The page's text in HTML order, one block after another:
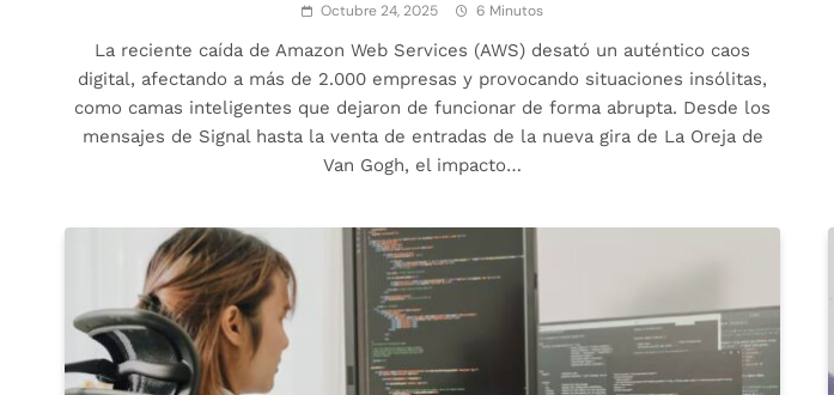
Octubre 24, 2025 6 Minutos
La reciente caída de Amazon Web Services (AWS) desató un auténtico caos
digital, afectando a más de 2.000 empresas y provocando situaciones insólitas,
como camas inteligentes que dejaron de funcionar de forma abrupta. Desde los
mensajes de Signal hasta la venta de entradas de la nueva gira de La Oreja de
Van Gogh, el impacto…